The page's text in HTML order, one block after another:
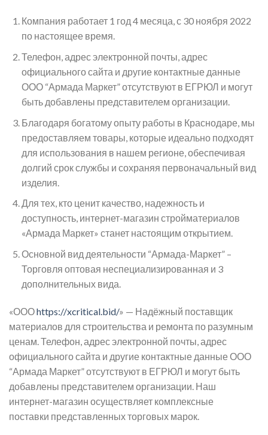
Компания работает 1 год 4 месяца, с 30 ноября 2022
по настоящее время.
Телефон, адрес электронной почты, адрес
официального сайта и другие контактные данные
ООО “Армада Маркет” отсутствуют в ЕГРЮЛ и могут
быть добавлены представителем организации.
Благодаря богатому опыту работы в Краснодаре, мы
предоставляем товары, которые идеально подходят
для использования в нашем регионе, обеспечивая
долгий срок службы и сохраняя первоначальный вид
изделия.
Для тех, кто ценит качество, надежность и
доступность, интернет-магазин стройматериалов
«Армада Маркет» станет настоящим открытием.
Основной вид деятельности “Армада-Маркет” –
Торговля оптовая неспециализированная и 3
дополнительных вида.
«ОООhttps://xcritical.bid/» — Надёжный поставщик
материалов для строительства и ремонта по разумным
ценам. Телефон, адрес электронной почты, адрес
официального сайта и другие контактные данные ООО
“Армада Маркет” отсутствуют в ЕГРЮЛ и могут быть
добавлены представителем организации. Наш
интернет-магазин осуществляет комплексные
поставки представленных торговых марок.